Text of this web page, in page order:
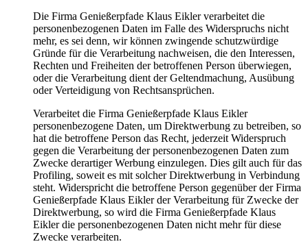
Die Firma Genießerpfade Klaus Eikler verarbeitet die
personenbezogenen Daten im Falle des Widerspruchs nicht
mehr, es sei denn, wir können zwingende schutzwürdige
Gründe für die Verarbeitung nachweisen, die den Interessen,
Rechten und Freiheiten der betroffenen Person überwiegen,
oder die Verarbeitung dient der Geltendmachung, Ausübung
oder Verteidigung von Rechtsansprüchen.
Verarbeitet die Firma Genießerpfade Klaus Eikler
personenbezogene Daten, um Direktwerbung zu betreiben, so
hat die betroffene Person das Recht, jederzeit Widerspruch
gegen die Verarbeitung der personenbezogenen Daten zum
Zwecke derartiger Werbung einzulegen. Dies gilt auch für das
Profiling, soweit es mit solcher Direktwerbung in Verbindung
steht. Widerspricht die betroffene Person gegenüber der Firma
Genießerpfade Klaus Eikler der Verarbeitung für Zwecke der
Direktwerbung, so wird die Firma Genießerpfade Klaus
Eikler die personenbezogenen Daten nicht mehr für diese
Zwecke verarbeiten.